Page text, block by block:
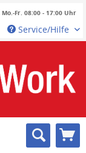
Mo.-Fr. 08:00 - 17:00 Uhr
Service/Hilfe